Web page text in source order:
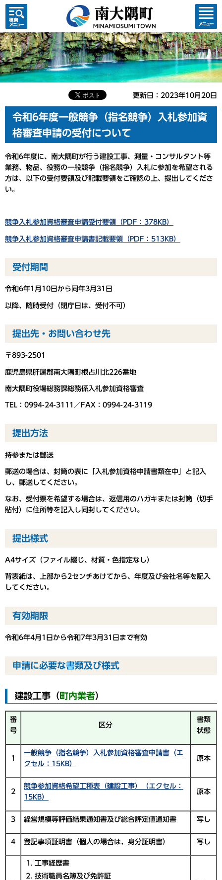
検索・
共通メ
ニュー
コンテ
ンツメ
ニュー
更新日：2023年10月20日
令和6年度一般競争（指名競争）入札参加資
格審査申請の受付について
令和6年度に、南大隅町が行う建設工事、測量・コンサルタント等
業務、物品、役務の一般競争（指名競争）入札に参加を希望される
方は、以下の受付要領及び記載要領をご確認の上、提出してくださ
い。
競争入札参加資格審査申請受付要領（PDF：378KB）
競争入札参加資格審査申請書記載要領（PDF：513KB）
受付期間
令和6年1月10日から同年3月31日
以降、随時受付（閉庁日は、受付不可）
提出先・お問い合わせ先
〒893-2501
鹿児島県肝属郡南大隅町根占川北226番地
南大隅町役場総務課総務係入札参加資格審査
TEL：0994-24-3111／FAX：0994-24-3119
提出方法
持参または郵送
郵送の場合は、封筒の表に「入札参加資格申請書類在中」と記入
し、郵送してください。
なお、受付票を希望する場合は、返信用のハガキまたは封筒（切手
貼付）に住所等を記入し同封してください。
提出様式
A4サイズ（ファイル綴じ、材質・色指定なし）
背表紙は、上部から2センチあけてから、年度及び会社名等を記入
してください。
有効期限
令和6年4月1日から令和7年3月31日まで有効
申請に必要な書類及び様式
建設工事（ 町内業者）
番
号
区分
書類
状態
1
一般競争（指名競争）入札参加資格審査申請書（エ
クセル：15KB）
原本
2
競争参加資格希望工種表（建設工事）（エクセル：
15KB）
原本
3 経営規模等評価結果通知書及び総合評定値通知書 写し
4 登記事項証明書（個人の場合は、身分証明書） 写し
工事経歴書
技術職員名簿及び免許証